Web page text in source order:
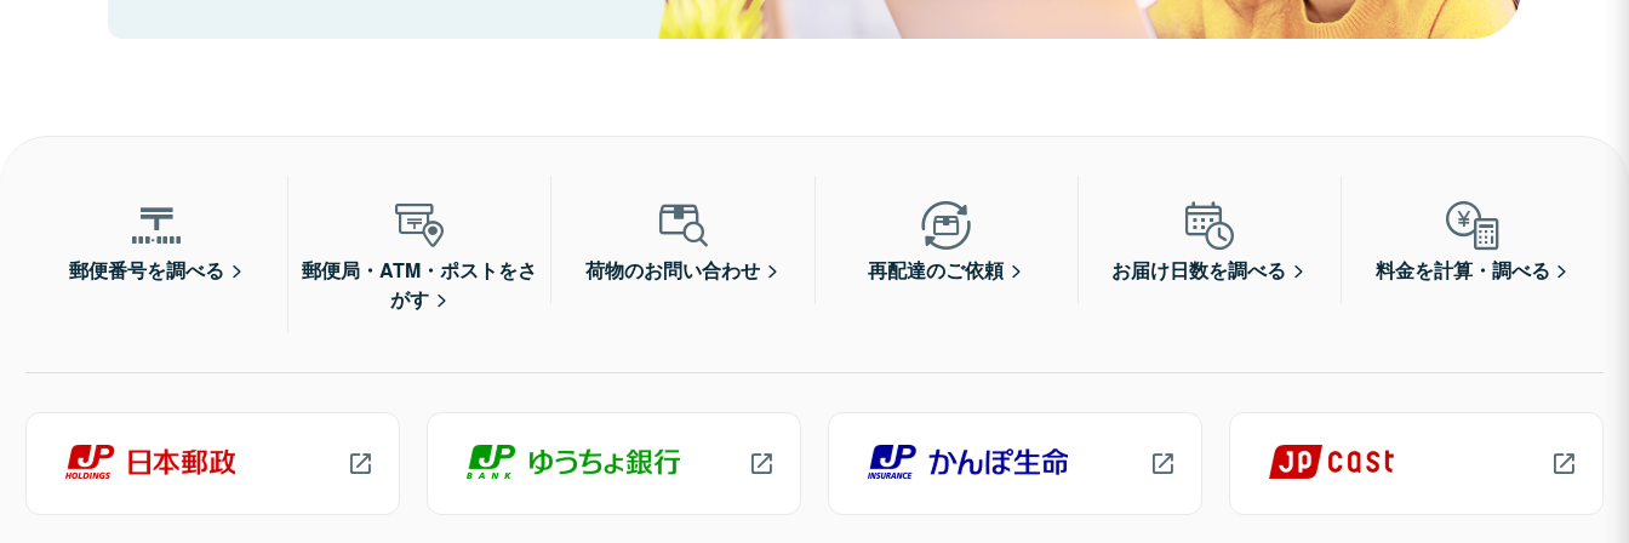
郵便番号を調べる
郵便局・ATM・ポストをさ
がす
荷物のお問い合わせ 再配達のご依頼 お届け日数を調べる 料金を計算・調べる